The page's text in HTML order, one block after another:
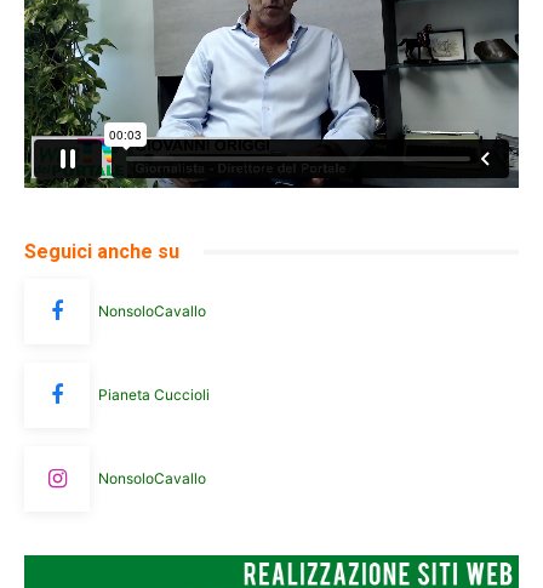
Seguici anche su
NonsoloCavallo
Pianeta Cuccioli
NonsoloCavallo